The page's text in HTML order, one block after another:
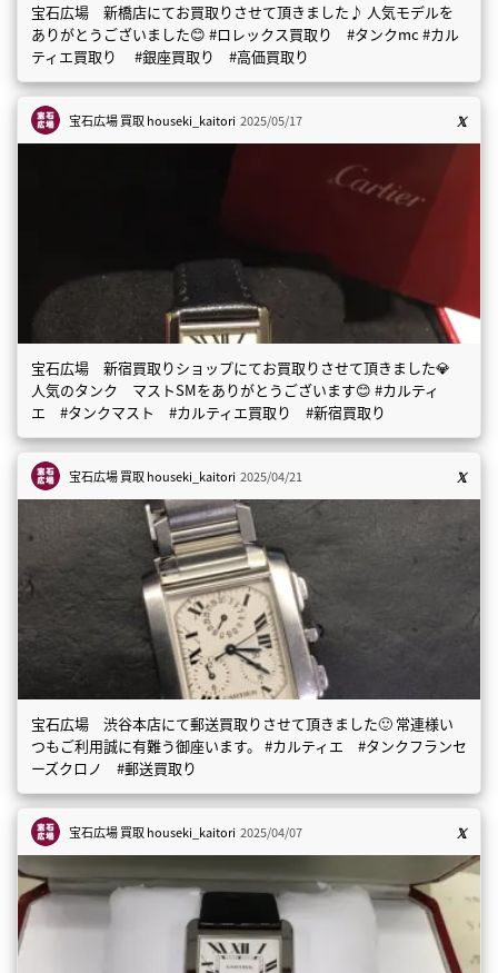
宝石広場 新橋店にてお買取りさせて頂きました♪ 人気モデルを
ありがとうございました😊 #ロレックス買取り #タンクmc #カル
ティエ買取り #銀座買取り #高価買取り
宝石広場 買取houseki_kaitori 2025/05/17
宝石広場 新宿買取りショップにてお買取りさせて頂きました💎
人気のタンク マストSMをありがとうございます😊 #カルティ
エ #タンクマスト #カルティエ買取り #新宿買取り
宝石広場 買取houseki_kaitori 2025/04/21
宝石広場 渋谷本店にて郵送買取りさせて頂きました🙂 常連様い
つもご利用誠に有難う御座います。 #カルティエ #タンクフランセ
ーズクロノ #郵送買取り
宝石広場 買取houseki_kaitori 2025/04/07